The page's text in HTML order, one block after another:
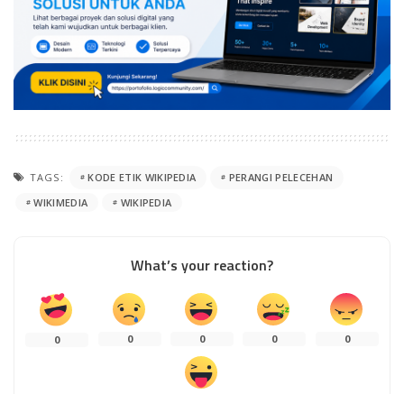
TAGS: KODE ETIK WIKIPEDIA
PERANGI PELECEHAN
WIKIMEDIA
WIKIPEDIA
What’s your reaction?
0 0 0 0 0